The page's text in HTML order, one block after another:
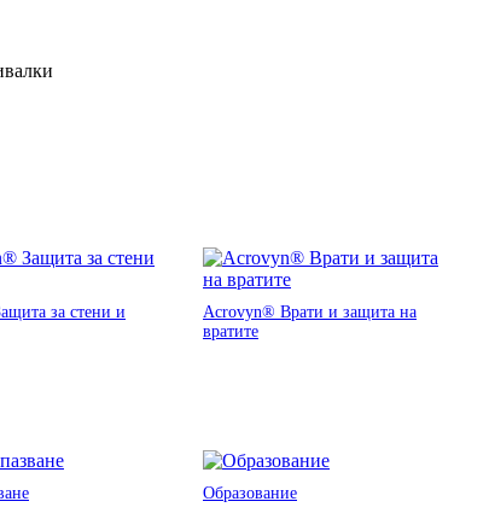
за стени и
Acrovyn® Врати и защита на
вратите
Образование